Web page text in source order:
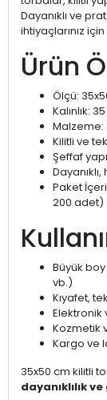
Dayanıklı ve
ihtiyaçlarınız
Ürün
Ölçü:
Kalınlık:
Malzeme:
Kilitli ve
Şeffaf
Paket
200 adet)
Büyük
vb.)
Kıyafet,
Elektronik
Kozmetik
Kargo ve
35x50 cm kilitli
dayanıklılık